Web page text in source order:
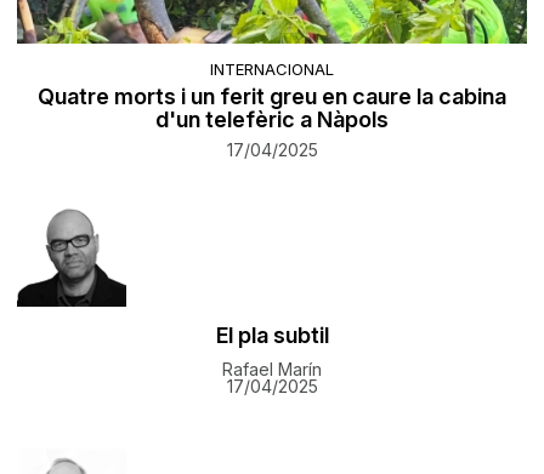
INTERNACIONAL
Quatre morts i un ferit greu en caure la cabina
d'un telefèric a Nàpols
17/04/2025
El pla subtil
Rafael Marín
17/04/2025